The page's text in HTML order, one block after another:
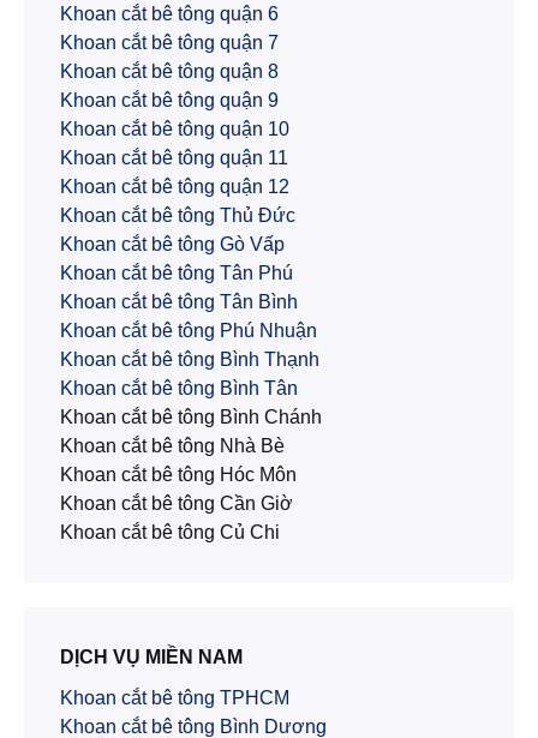
Khoan cắt bê tông quận 6
Khoan cắt bê tông quận 7
Khoan cắt bê tông quận 8
Khoan cắt bê tông quận 9
Khoan cắt bê tông quận 10
Khoan cắt bê tông quận 11
Khoan cắt bê tông quận 12
Khoan cắt bê tông Thủ Đức
Khoan cắt bê tông Gò Vấp
Khoan cắt bê tông Tân Phú
Khoan cắt bê tông Tân Bình
Khoan cắt bê tông Phú Nhuận
Khoan cắt bê tông Bình Thạnh
Khoan cắt bê tông Bình Tân
Khoan cắt bê tông Bình Chánh
Khoan cắt bê tông Nhà Bè
Khoan cắt bê tông Hóc Môn
Khoan cắt bê tông Cần Giờ
Khoan cắt bê tông Củ Chi
DỊCH VỤ MIỀN NAM
Khoan cắt bê tông TPHCM
Khoan cắt bê tông Bình Dương